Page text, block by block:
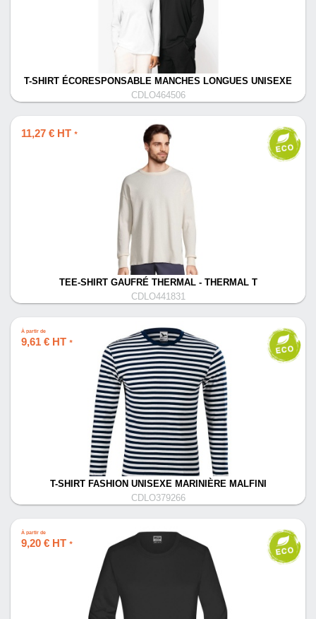
T-SHIRT ÉCORESPONSABLE MANCHES LONGUES UNISEXE
CDLO464506
11,27 € HT *
TEE-SHIRT GAUFRÉ THERMAL - THERMAL T
CDLO441831
À partir de
9,61 € HT *
T-SHIRT FASHION UNISEXE MARINIÈRE MALFINI
CDLO379266
À partir de
9,20 € HT *